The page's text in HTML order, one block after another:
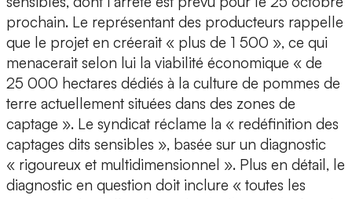
prochain. Le représentant des producteurs rappelle
que le projet en créerait « plus de 1 500 », ce qui
menacerait selon lui la viabilité économique « de
25 000 hectares dédiés à la culture de pommes de
terre actuellement situées dans des zones de
captage ». Le syndicat réclame la « redéfinition des
captages dits sensibles », basée sur un diagnostic
« rigoureux et multidimensionnel ». Plus en détail, le
diagnostic en question doit inclure « toutes les